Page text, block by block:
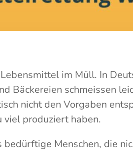
im Müll. In
Bäckereien schmeissen
nicht den Vorgaben
produziert haben.
Menschen, die